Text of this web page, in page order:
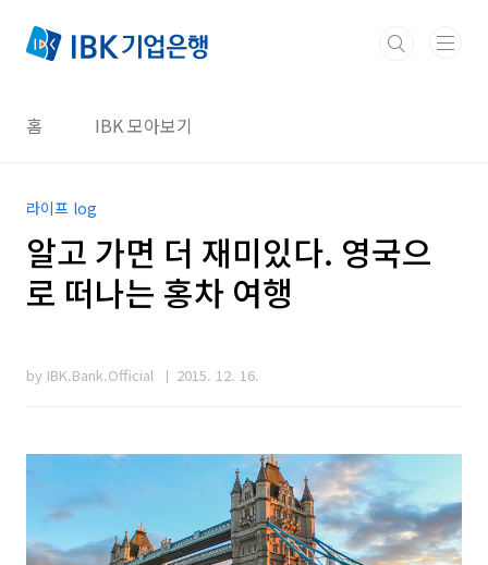
홈 IBK 모아보기
라이프 log
알고 가면 더 재미있다. 영국으
로 떠나는 홍차 여행
by IBK.Bank.Official 2015. 12. 16.